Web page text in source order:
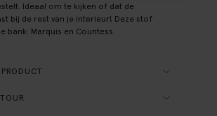
Ideaal om te kijken of dat de
bij de rest van je interieur! Deze stof
bank: Marquis en Countess.